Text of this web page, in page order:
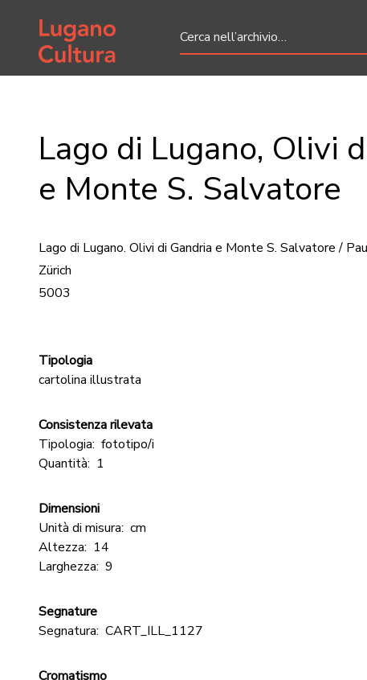
Home page
Lago di Lugano, Olivi
e Monte S. Salvatore
Lago di Lugano. Olivi di Gandria e Monte S. Salvatore /
Zürich
5003
Tipologia
cartolina illustrata
Consistenza rilevata
Tipologia: fototipo/i
Quantità: 1
Dimensioni
Unità di misura: cm
Altezza: 14
Larghezza: 9
Segnature
Segnatura: CART_ILL_1127
Cromatismo